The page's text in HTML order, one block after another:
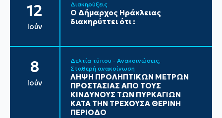
12
Ιούν
Διακηρύξεις
Ο Δήμαρχος Ηράκλειας
διακηρύττει ότι :
8
Ιούν
Δελτία τύπου - Ανακοινώσεις
Σταθερή ανακοίνωση
ΛΗΨΗ ΠΡΟΛΗΠΤΙΚΩΝ ΜΕΤΡΩΝ
ΠΡΟΣΤΑΣΙΑΣ ΑΠΟ ΤΟΥΣ
ΚΙΝΔΥΝΟΥΣ ΤΩΝ ΠΥΡΚΑΓΙΩΝ
ΚΑΤΑ ΤΗΝ ΤΡΕΧΟΥΣΑ ΘΕΡΙΝΗ
ΠΕΡΙΟΔΟ